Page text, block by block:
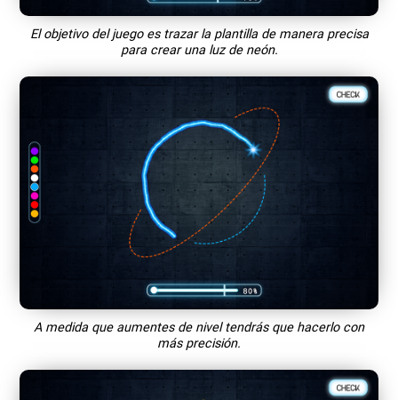
El objetivo del juego es trazar la plantilla de manera precisa
para crear una luz de neón.
A medida que aumentes de nivel tendrás que hacerlo con
más precisión.